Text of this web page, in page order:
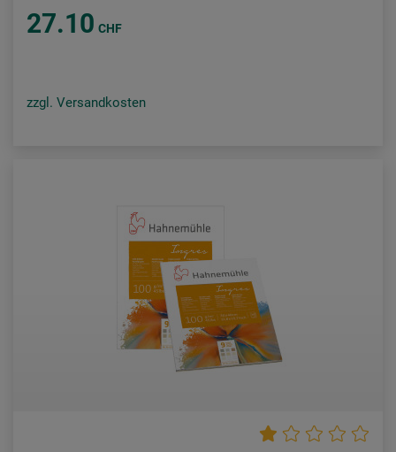
27.10 CHF
zzgl. Versandkosten